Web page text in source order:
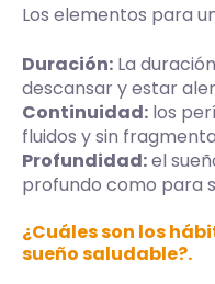
Los elementos para
Duración: La
descansar y estar
Continuidad: los
fluidos y sin
Profundidad:el
profundo como para
¿Cuáles son los
sueño saludable?.